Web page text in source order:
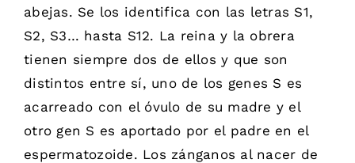
abejas. Se los identifica con las letras S1,
S2, S3… hasta S12. La reina y la obrera
tienen siempre dos de ellos y que son
distintos entre sí, uno de los genes S es
acarreado con el óvulo de su madre y el
otro gen S es aportado por el padre en el
espermatozoide. Los zánganos al nacer de